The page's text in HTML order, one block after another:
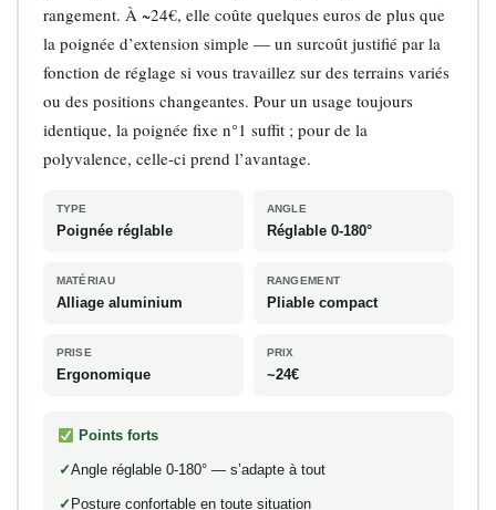
rangement. À ~24€, elle coûte quelques euros de plus que
la poignée d’extension simple — un surcoût justifié par la
fonction de réglage si vous travaillez sur des terrains variés
ou des positions changeantes. Pour un usage toujours
identique, la poignée fixe n°1 suffit ; pour de la
polyvalence, celle-ci prend l’avantage.
TYPE
Poignée réglable
ANGLE
Réglable 0-180°
MATÉRIAU
Alliage aluminium
RANGEMENT
Pliable compact
PRISE
Ergonomique
PRIX
~24€
Points forts
Angle réglable 0-180° — s’adapte à tout
Posture confortable en toute situation